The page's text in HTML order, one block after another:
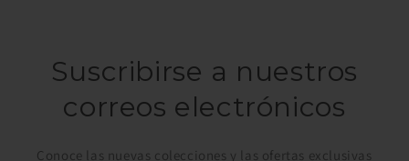
Suscribirse a nuestros
correos electrónicos
Conoce las nuevas colecciones y las ofertas exclusivas